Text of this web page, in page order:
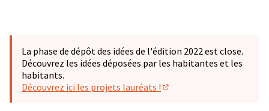
La phase de dépôt des idées de l'édition 2022 est close.
Découvrez les idées déposées par les habitantes et les
habitants.
Découvrez ici les projets lauréats !